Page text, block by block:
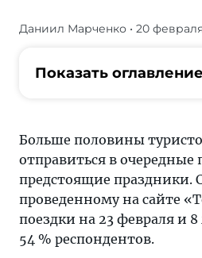
Журнал/
поедут
февраля
марта
—
Даниил Марченко • 20
Показать оглавление
Больше половины
отправиться в очередные
предстоящие праздники.
проведенному на сайте
поездки на 23 февраля и
54 % респондентов.